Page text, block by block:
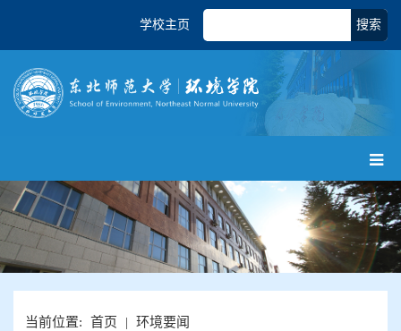
搜索
学校主页
当前位置: 首页 | 环境要闻